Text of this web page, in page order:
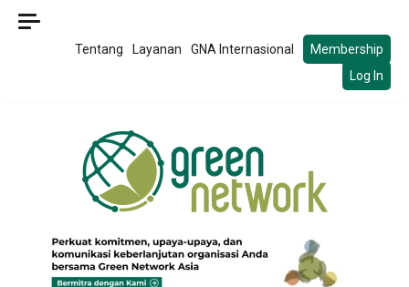
Tentang Layanan GNA Internasional
Membership
Log In